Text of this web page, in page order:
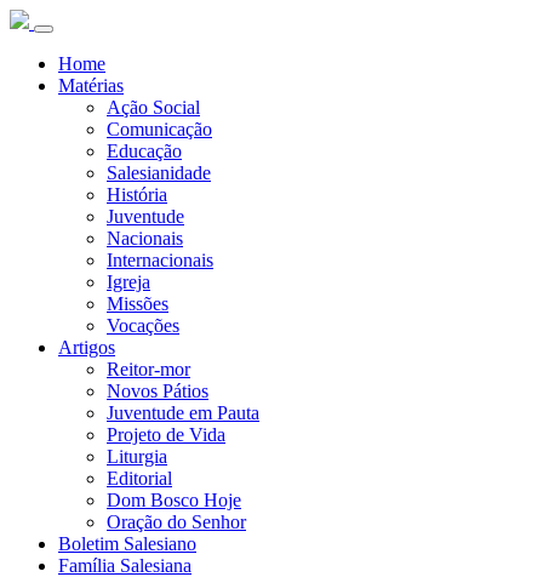
Home
Matérias
Ação Social
Comunicação
Educação
Salesianidade
História
Juventude
Nacionais
Internacionais
Igreja
Missões
Vocações
Artigos
Reitor-mor
Novos Pátios
Juventude em Pauta
Projeto de Vida
Liturgia
Editorial
Dom Bosco Hoje
Oração do Senhor
Boletim Salesiano
Família Salesiana